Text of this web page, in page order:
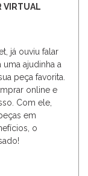
VIRTUAL
já ouviu falar
ajudinha a
peça favorita.
online e
Com ele,
em
o